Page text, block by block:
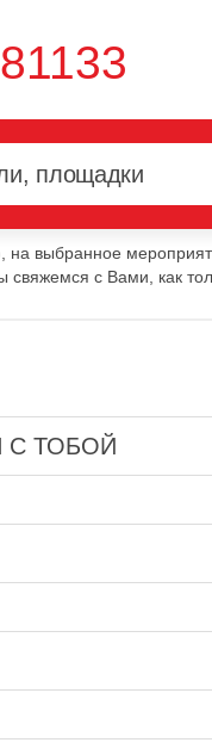
выбранное
с Вами, как